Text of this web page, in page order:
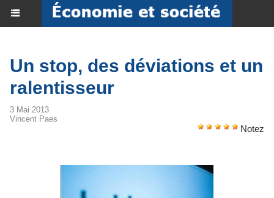
Un stop, des déviations et un
ralentisseur
3 Mai 2013
Vincent Paes
Notez